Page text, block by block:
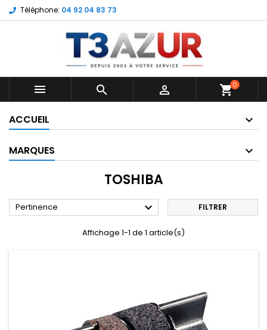
Téléphone: 04 92 04 83 73
   shopping_cart0
ACCUEIL
MARQUES
TOSHIBA
Pertinence  FILTRER
Affichage 1-1 de 1 article(s)